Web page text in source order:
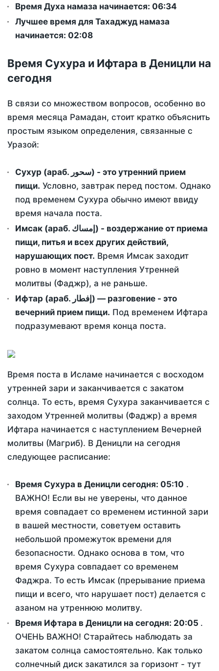
Время Духа намаза начинается: 06:34
Лучшее время для Тахаджуд намаза
начинается: 02:08
Время Сухура и Ифтара в Деницли на
сегодня
В связи со множеством вопросов, особенно во
время месяца Рамадан, стоит кратко объяснить
простым языком определения, связанные с
Уразой:
Сухур (араб. سحور) - это утренний прием
пищи. Условно, завтрак перед постом. Однако
под временем Сухура обычно имеют ввиду
время начала поста.
Имсак (араб. إمساك) - воздержание от приема
пищи, питья и всех других действий,
нарушающих пост. Время Имсак заходит
ровно в момент наступления Утренней
молитвы (Фаджр), а не раньше.
Ифтар (араб. إفطار) — разговение - это
вечерний прием пищи. Под временем Ифтара
подразумевают время конца поста.
Время поста в Исламе начинается с восходом
утренней зари и заканчивается с закатом
солнца. То есть, время Сухура заканчивается с
заходом Утренней молитвы (Фаджр) а время
Ифтара начинается с наступлением Вечерней
молитвы (Магриб). В Деницли на сегодня
следующее расписание:
Время Сухура в Деницли сегодня: 05:10 .
ВАЖНО! Если вы не уверены, что данное
время совпадает со временем истинной зари
в вашей местности, советуем оставить
небольшой промежуток времени для
безопасности. Однако основа в том, что
время Сухура совпадает со временем
Фаджра. То есть Имсак (прерывание приема
пищи и всего, что нарушает пост) делается с
азаном на утреннюю молитву.
Время Ифтара в Деницли на сегодня: 20:05 .
ОЧЕНЬ ВАЖНО! Старайтесь наблюдать за
закатом солнца самостоятельно. Как только
солнечный диск закатился за горизонт - тут